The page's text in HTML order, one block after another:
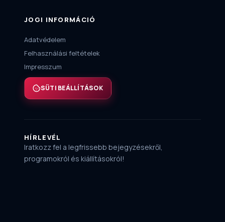
JOGI INFORMÁCIÓ
Adatvédelem
Felhasználási feltételek
Impresszum
SÜTI BEÁLLÍTÁSOK
HÍRLEVÉL
Iratkozz fel a legfrissebb bejegyzésekről,
programokról és kiállításokról!